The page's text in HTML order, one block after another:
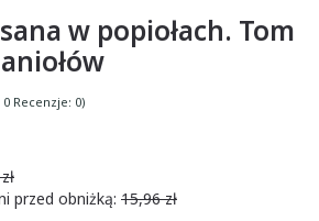
w popiołach. Tom
Recenzje: 0)
przed obniżką: 15,96 zł